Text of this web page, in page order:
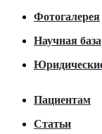
Фотогалерея
Научная база
Пациентам
Статьи